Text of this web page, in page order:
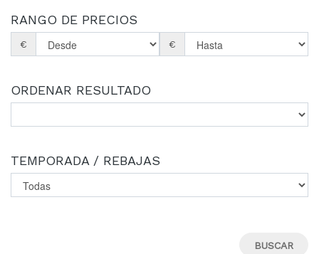
RANGO DE PRECIOS
€ €
ORDENAR RESULTADO
TEMPORADA / REBAJAS